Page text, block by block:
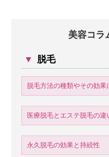
美容コラ
▼ 脱毛
脱毛方法の種類やその効果
医療脱毛とエステ脱毛の違
永久脱毛の効果と持続性